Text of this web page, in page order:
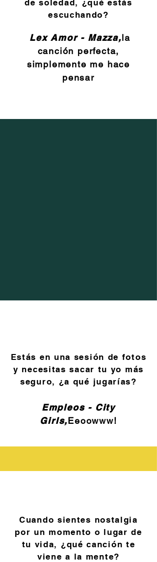
de soledad, ¿qué estás
escuchando?
Lex Amor - Mazza,la
canción perfecta,
simplemente me hace
pensar
Estás en una sesión de fotos
y necesitas sacar tu yo más
seguro, ¿a qué jugarías?
Empleos - City
Girls,Eeoowww!
Cuando sientes nostalgia
por un momento o lugar de
tu vida, ¿qué canción te
viene a la mente?